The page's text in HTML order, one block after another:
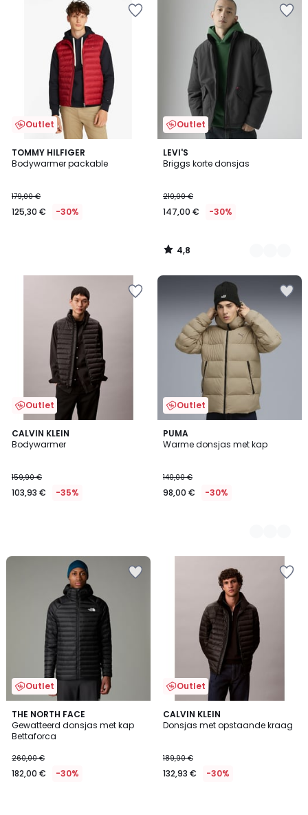
Outlet
TOMMY HILFIGER
Bodywarmer packable
179,00 €
125,30 € -30%
Outlet
LEVI'S
Briggs korte donsjas
210,00 €
147,00 € -30%
4,8
/ 5
2
Kleuren
4,8
/
Outlet
CALVIN KLEIN
Bodywarmer
159,90 €
103,93 € -35%
Outlet
PUMA
Warme donsjas met kap
140,00 €
98,00 € -30%
2
Kleuren
Outlet
THE NORTH FACE
Gewatteerd donsjas met kap
Bettaforca
260,00 €
182,00 € -30%
Outlet
CALVIN KLEIN
Donsjas met opstaande kraag
189,90 €
132,93 € -30%